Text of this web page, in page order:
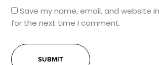
Save my name, email, and website
for the next time I comment.